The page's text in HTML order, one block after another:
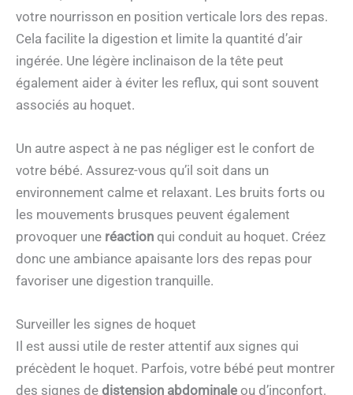
votre nourrisson en position verticale lors des repas.
Cela facilite la digestion et limite la quantité d’air
ingérée. Une légère inclinaison de la tête peut
également aider à éviter les reflux, qui sont souvent
associés au hoquet.
Un autre aspect à ne pas négliger est le confort de
votre bébé. Assurez-vous qu’il soit dans un
environnement calme et relaxant. Les bruits forts ou
les mouvements brusques peuvent également
provoquer une réaction qui conduit au hoquet. Créez
donc une ambiance apaisante lors des repas pour
favoriser une digestion tranquille.
Surveiller les signes de hoquet
Il est aussi utile de rester attentif aux signes qui
précèdent le hoquet. Parfois, votre bébé peut montrer
des signes de distension abdominale ou d’inconfort.